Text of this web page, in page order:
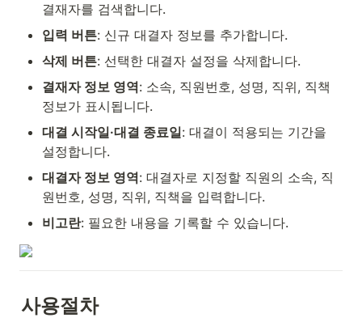
결재자를 검색합니다.
입력 버튼: 신규 대결자 정보를 추가합니다.
삭제 버튼: 선택한 대결자 설정을 삭제합니다.
결재자 정보 영역: 소속, 직원번호, 성명, 직위, 직책
정보가 표시됩니다.
대결 시작일·대결 종료일: 대결이 적용되는 기간을
설정합니다.
대결자 정보 영역: 대결자로 지정할 직원의 소속, 직
원번호, 성명, 직위, 직책을 입력합니다.
비고란: 필요한 내용을 기록할 수 있습니다.
사용절차